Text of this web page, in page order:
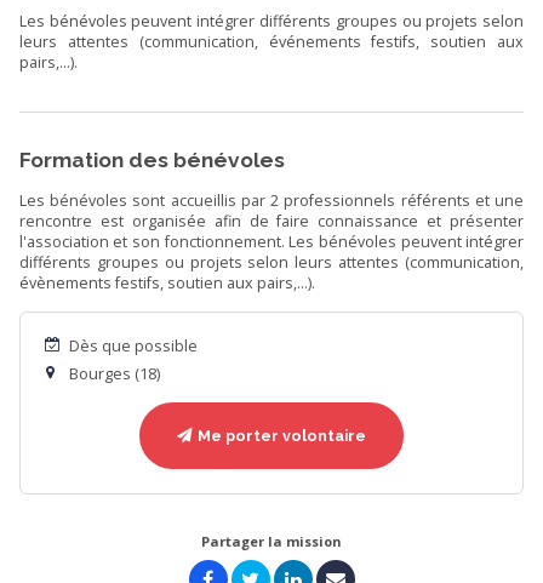
Les bénévoles peuvent intégrer différents groupes ou projets selon
leurs attentes (communication, événements festifs, soutien aux
pairs,...).
Formation des bénévoles
Les bénévoles sont accueillis par 2 professionnels référents et une
rencontre est organisée afin de faire connaissance et présenter
l'association et son fonctionnement. Les bénévoles peuvent intégrer
différents groupes ou projets selon leurs attentes (communication,
évènements festifs, soutien aux pairs,...).
Dès que possible
Bourges (18)
Me porter volontaire
Partager la mission